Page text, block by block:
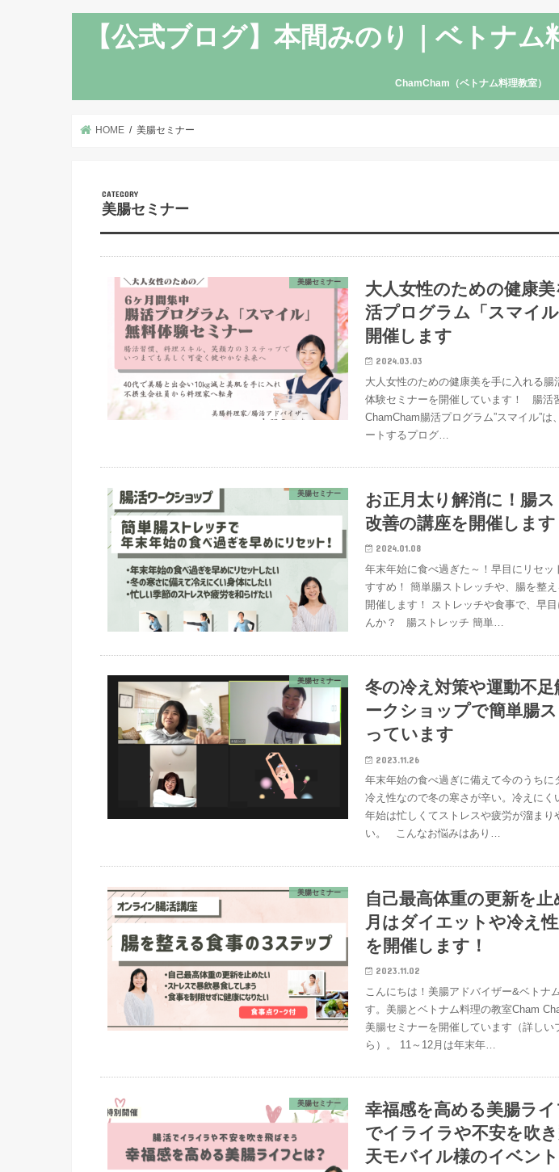
【公式ブログ】本間みのり｜ベトナ
ChamCham（ベトナム料理教室）
HOME 美腸セミナー
美腸セミナー
美腸セミナー
大人女性のための健康
活プログラム「スマイ
開催します
2024.03.03
大人女性のための健康美を手に入れる腸
体験セミナーを開催しています！ 腸活
ChamCham腸活プログラム”スマイル”
ートするプログ…
美腸セミナー
お正月太り解消に！腸
改善の講座を開催します
2024.01.08
年末年始に食べ過ぎた～！早目にリセッ
すすめ！ 簡単腸ストレッチや、腸を整
開催します！ ストレッチや食事で、早
んか？ 腸ストレッチ 簡単…
美腸セミナー
冬の冷え対策や運動不足
ークショップで簡単腸
っています
2023.11.26
年末年始の食べ過ぎに備えて今のうちに
冷え性なので冬の寒さが辛い。冷えにく
年始は忙しくてストレスや疲労が溜まり
い。 こんなお悩みはあり…
美腸セミナー
自己最高体重の更新を
月はダイエットや冷え
を開催します！
2023.11.02
こんにちは！美腸アドバイザー&ベトナ
す。美腸とベトナム料理の教室Cham
美腸セミナーを開催しています（詳しい
ら）。 11～12月は年末年…
美腸セミナー
幸福感を高める美腸ラ
でイライラや不安を吹
天モバイル様のイベン